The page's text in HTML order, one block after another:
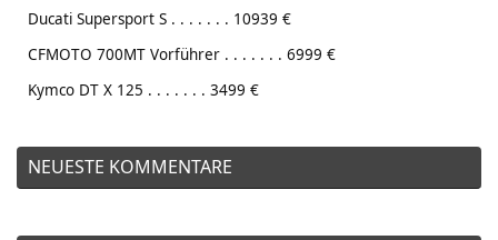
Ducati Supersport S . . . . . . . 10939 €
CFMOTO 700MT Vorführer . . . . . . . 6999 €
Kymco DT X 125 . . . . . . . 3499 €
NEUESTE KOMMENTARE